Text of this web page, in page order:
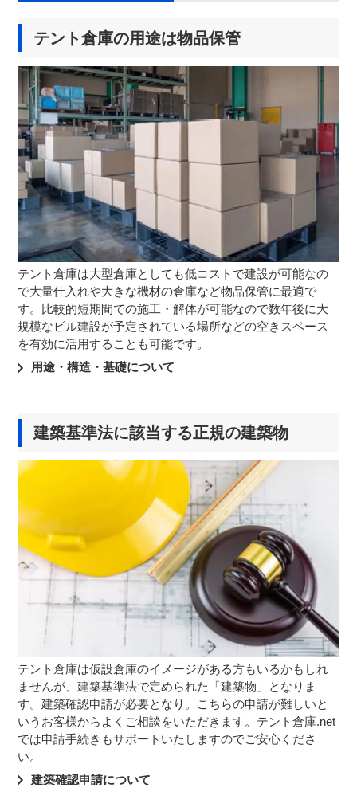
テント倉庫の用途は物品保管
テント倉庫は大型倉庫としても低コストで建設が可能なの
で大量仕入れや大きな機材の倉庫など物品保管に最適で
す。比較的短期間での施工・解体が可能なので数年後に大
規模なビル建設が予定されている場所などの空きスペース
を有効に活用することも可能です。
用途・構造・基礎について
建築基準法に該当する正規の建築物
テント倉庫は仮設倉庫のイメージがある方もいるかもしれ
ませんが、建築基準法で定められた「建築物」となりま
す。建築確認申請が必要となり。こちらの申請が難しいと
いうお客様からよくご相談をいただきます。テント倉庫.net
では申請手続きもサポートいたしますのでご安心くださ
い。
建築確認申請について